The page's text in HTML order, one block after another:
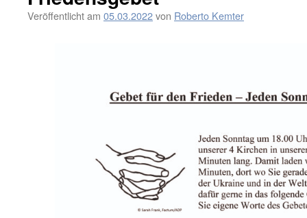
Veröffentlicht am 05.03.2022von Roberto Kemter